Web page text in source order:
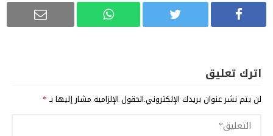
اترك تعليق
لن يتم نشر عنوان بريدك الإلكتروني.الحقول الإلزامية مشار إليها بـ*